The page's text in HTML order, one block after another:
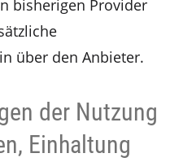
bisherigen Provider
über den Anbieter.
der Nutzung
Einhaltung